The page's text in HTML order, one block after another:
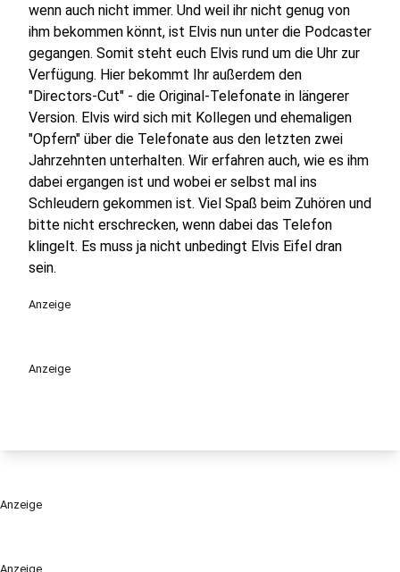
Anzeige
wenn auch nicht immer. Und weil ihr nicht genug von
ihm bekommen könnt, ist Elvis nun unter die Podcaster
gegangen. Somit steht euch Elvis rund um die Uhr zur
Verfügung. Hier bekommt Ihr außerdem den
"Directors-Cut" - die Original-Telefonate in längerer
Version. Elvis wird sich mit Kollegen und ehemaligen
"Opfern" über die Telefonate aus den letzten zwei
Jahrzehnten unterhalten. Wir erfahren auch, wie es ihm
dabei ergangen ist und wobei er selbst mal ins
Schleudern gekommen ist. Viel Spaß beim Zuhören und
bitte nicht erschrecken, wenn dabei das Telefon
klingelt. Es muss ja nicht unbedingt Elvis Eifel dran
sein.
Anzeige
Anzeige
Anzeige